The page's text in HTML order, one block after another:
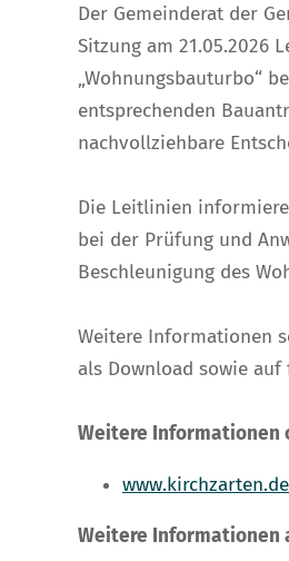
Der Gemeinderat der
Sitzung am 21.05.2026
„Wohnungsbauturbo“
entsprechenden
nachvollziehbare
Die Leitlinien
bei der Prüfung und
Beschleunigung des
Weitere Informationen
als Download sowie auf
Weitere Informationen
www.kirchzarten.de
Weitere Informationen